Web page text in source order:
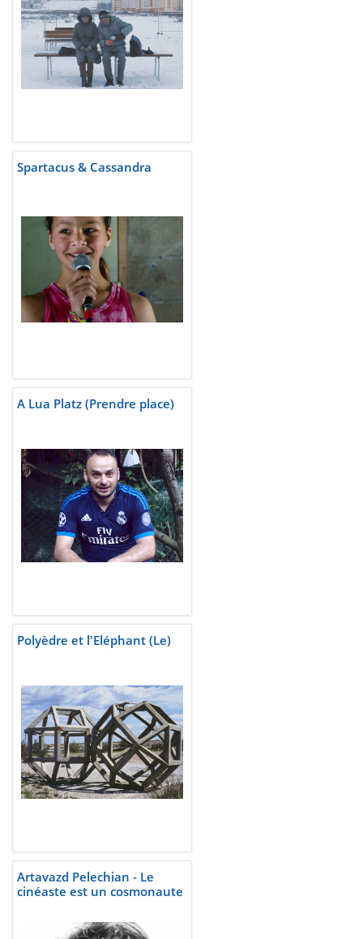
Spartacus & Cassandra
A Lua Platz (Prendre place)
Polyèdre et l'Eléphant (Le)
Artavazd Pelechian - Le
cinéaste est un cosmonaute